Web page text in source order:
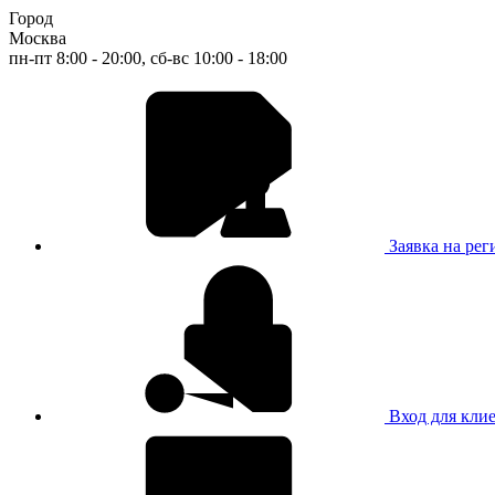
Город
Москва
пн-пт 8:00 - 20:00, сб-вс 10:00 - 18:00
Заявка на
Вход для